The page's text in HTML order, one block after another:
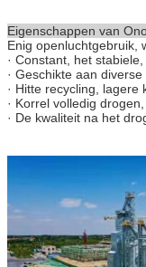
Eigenschappen van
Enig openluchtgebruik,
· Constant, het
· Geschikte aan diverse
· Hitte recycling, lagere
· Korrel volledig
· De kwaliteit na het